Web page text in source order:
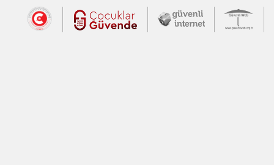
Dış Bağlantılar
Cumhurbaşkanlığı İletişim Merkezi
Çocuklar Güvende (yeni
Güvenli